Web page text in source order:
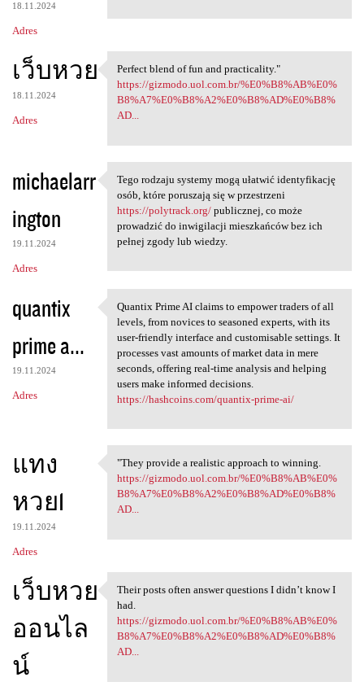
18.11.2024
Adres
เว็บหวย
18.11.2024
Adres
Perfect blend of fun and
Perfect blend of fun and practicality."
https://gizmodo.uol.com.br/%E0%B8%AB%E0%
B8%A7%E0%B8%A2%E0%B8%AD%E0%B8%
AD...
michaelarr
ington
19.11.2024
Adres
Tego rodzaju systemy mogą
Tego rodzaju systemy mogą ułatwić identyfikację
osób, które poruszają się w przestrzeni
https://polytrack.org/publicznej, co może
prowadzić do inwigilacji mieszkańców bez ich
pełnej zgody lub wiedzy.
quantix
prime a...
19.11.2024
Adres
Quantix Prime AI claims to
Quantix Prime AI claims to empower traders of all
levels, from novices to seasoned experts, with its
user-friendly interface and customisable settings. It
processes vast amounts of market data in mere
seconds, offering real-time analysis and helping
users make informed decisions.
https://hashcoins.com/quantix-prime-ai/
แทง
หวย1
19.11.2024
Adres
"They provide a realistic
"They provide a realistic approach to winning.
https://gizmodo.uol.com.br/%E0%B8%AB%E0%
B8%A7%E0%B8%A2%E0%B8%AD%E0%B8%
AD...
เว็บหวย
ออนไล
น์
Their posts often answer
Their posts often answer questions I didn’t know I
had.
https://gizmodo.uol.com.br/%E0%B8%AB%E0%
B8%A7%E0%B8%A2%E0%B8%AD%E0%B8%
AD...